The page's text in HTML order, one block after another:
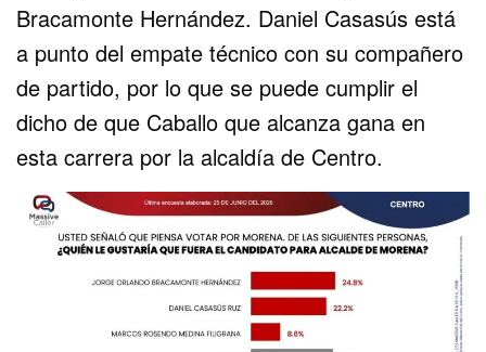
Bracamonte Hernández. Daniel Casasús está
a punto del empate técnico con su compañero
de partido, por lo que se puede cumplir el
dicho de que Caballo que alcanza gana en
esta carrera por la alcaldía de Centro.